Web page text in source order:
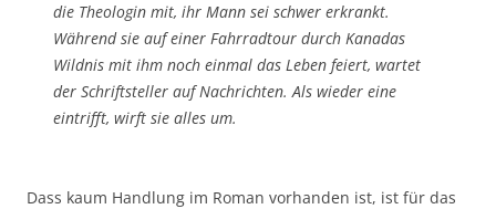
die Theologin mit, ihr Mann sei schwer erkrankt.
Während sie auf einer Fahrradtour durch Kanadas
Wildnis mit ihm noch einmal das Leben feiert, wartet
der Schriftsteller auf Nachrichten. Als wieder eine
eintrifft, wirft sie alles um.
Dass kaum Handlung im Roman vorhanden ist, ist für das